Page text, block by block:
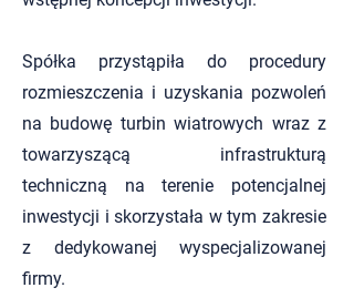
Spółka przystąpiła do procedury
rozmieszczenia i uzyskania pozwoleń
na budowę turbin wiatrowych wraz z
towarzyszącą infrastrukturą
techniczną na terenie potencjalnej
inwestycji i skorzystała w tym zakresie
z dedykowanej wyspecjalizowanej
firmy.